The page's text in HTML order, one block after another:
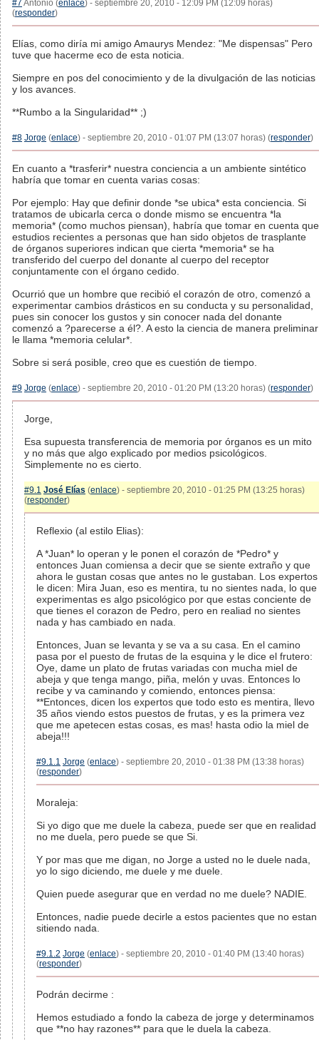
#7 Antonio (enlace) - septiembre 20, 2010 - 12:09 PM (12:09 horas)
(responder)
Elías, como diría mi amigo Amaurys Mendez: "Me dispensas" Pero
tuve que hacerme eco de esta noticia.
Siempre en pos del conocimiento y de la divulgación de las noticias
y los avances.
**Rumbo a la Singularidad** ;)
#8 Jorge (enlace) - septiembre 20, 2010 - 01:07 PM (13:07 horas) (responder)
En cuanto a *trasferir* nuestra conciencia a un ambiente sintético
habría que tomar en cuenta varias cosas:
Por ejemplo: Hay que definir donde *se ubica* esta conciencia. Si
tratamos de ubicarla cerca o donde mismo se encuentra *la
memoria* (como muchos piensan), habría que tomar en cuenta que
estudios recientes a personas que han sido objetos de trasplante
de órganos superiores indican que cierta *memoria* se ha
transferido del cuerpo del donante al cuerpo del receptor
conjuntamente con el órgano cedido.
Ocurrió que un hombre que recibió el corazón de otro, comenzó a
experimentar cambios drásticos en su conducta y su personalidad,
pues sin conocer los gustos y sin conocer nada del donante
comenzó a ?parecerse a él?. A esto la ciencia de manera preliminar
le llama *memoria celular*.
Sobre si será posible, creo que es cuestión de tiempo.
#9 Jorge (enlace) - septiembre 20, 2010 - 01:20 PM (13:20 horas) (responder)
Jorge,
Esa supuesta transferencia de memoria por órganos es un mito
y no más que algo explicado por medios psicológicos.
Simplemente no es cierto.
#9.1 José Elías (enlace) - septiembre 20, 2010 - 01:25 PM (13:25 horas)
(responder)
Reflexio (al estilo Elias):
A *Juan* lo operan y le ponen el corazón de *Pedro* y
entonces Juan comiensa a decir que se siente extraño y que
ahora le gustan cosas que antes no le gustaban. Los expertos
le dicen: Mira Juan, eso es mentira, tu no sientes nada, lo que
experimentas es algo psicológico por que estas conciente de
que tienes el corazon de Pedro, pero en realiad no sientes
nada y has cambiado en nada.
Entonces, Juan se levanta y se va a su casa. En el camino
pasa por el puesto de frutas de la esquina y le dice el frutero:
Oye, dame un plato de frutas variadas con mucha miel de
abeja y que tenga mango, piña, melón y uvas. Entonces lo
recibe y va caminando y comiendo, entonces piensa:
**Entonces, dicen los expertos que todo esto es mentira, llevo
35 años viendo estos puestos de frutas, y es la primera vez
que me apetecen estas cosas, es mas! hasta odio la miel de
abeja!!!
#9.1.1 Jorge (enlace) - septiembre 20, 2010 - 01:38 PM (13:38 horas)
(responder)
Moraleja:
Si yo digo que me duele la cabeza, puede ser que en realidad
no me duela, pero puede se que Si.
Y por mas que me digan, no Jorge a usted no le duele nada,
yo lo sigo diciendo, me duele y me duele.
Quien puede asegurar que en verdad no me duele? NADIE.
Entonces, nadie puede decirle a estos pacientes que no estan
sitiendo nada.
#9.1.2 Jorge (enlace) - septiembre 20, 2010 - 01:40 PM (13:40 horas)
(responder)
Podrán decirme :
Hemos estudiado a fondo la cabeza de jorge y determinamos
que **no hay razones** para que le duela la cabeza.